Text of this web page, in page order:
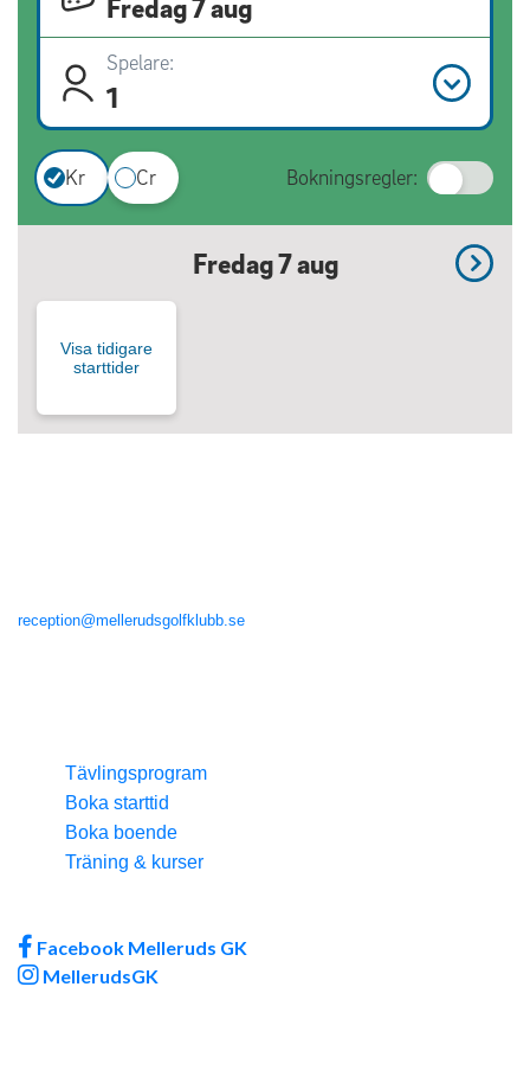
Fredag 7 aug
Spelare:
1
Kr Cr Bokningsregler:
Fredag 7 aug
Visa tidigare
starttider
reception@mellerudsgolfklubb.se
Tävlingsprogram
Boka starttid
Boka boende
Träning & kurser
Facebook Melleruds GK
MellerudsGK